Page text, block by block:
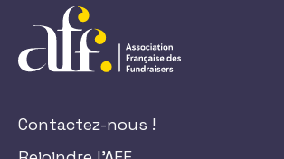
Contactez-nous !